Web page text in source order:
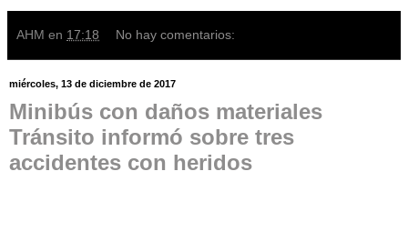
AHM en 17:18 No hay comentarios:
miércoles, 13 de diciembre de 2017
Minibús con daños materiales
Tránsito informó sobre tres
accidentes con heridos